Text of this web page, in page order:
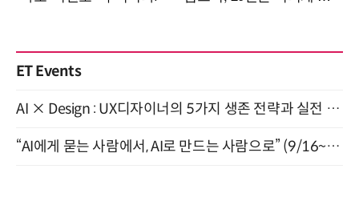
ET Events
AI × Design : UX디자이너의 5가지 생존 전략과 실전 대응 8월 28일 개최
“AI에게 묻는 사람에서, AI로 만드는 사람으로” (9/16~17)